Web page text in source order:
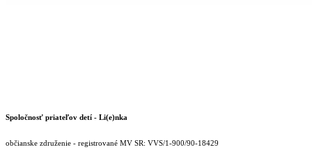
Spoločnosť priateľov detí - Li(e)nka
občianske združenie - registrované MV SR: VVS/1-900/90-18429